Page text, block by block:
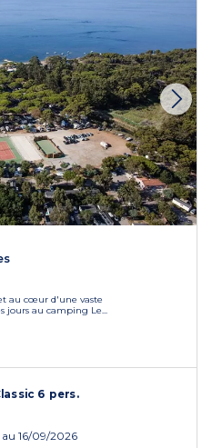
au cœur d'une vaste
jours au camping Le...
6 pers.
au 16/09/2026